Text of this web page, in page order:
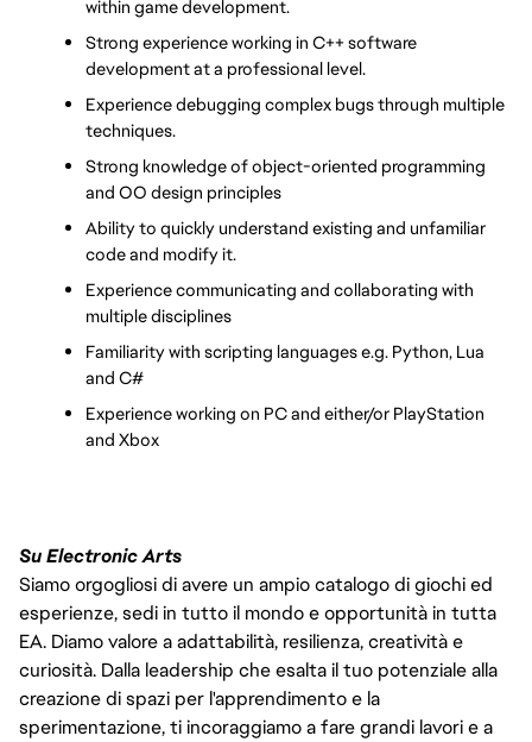
within game development.
Strong experience working in C++ software
development at a professional level.
Experience debugging complex bugs through multiple
techniques.
Strong knowledge of object-oriented programming
and OO design principles
Ability to quickly understand existing and unfamiliar
code and modify it.
Experience communicating and collaborating with
multiple disciplines
Familiarity with scripting languages e.g. Python, Lua
and C#
Experience working on PC and either/or PlayStation
and Xbox
Su Electronic Arts
Siamo orgogliosi di avere un ampio catalogo di giochi ed
esperienze, sedi in tutto il mondo e opportunità in tutta
EA. Diamo valore a adattabilità, resilienza, creatività e
curiosità. Dalla leadership che esalta il tuo potenziale alla
creazione di spazi per l'apprendimento e la
sperimentazione, ti incoraggiamo a fare grandi lavori e a